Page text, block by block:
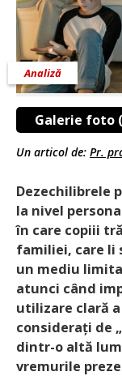
Galerie foto
Analiză
Un articol de: Pr.
Dezechilibrele
la nivel
în care copiii
familiei, care li
un mediu
atunci când
utilizare clară
considerați de
dintr-o altă
vremurile